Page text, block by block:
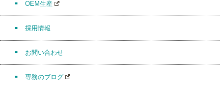
OEM生産
採用情報
お問い合わせ
専務のブログ